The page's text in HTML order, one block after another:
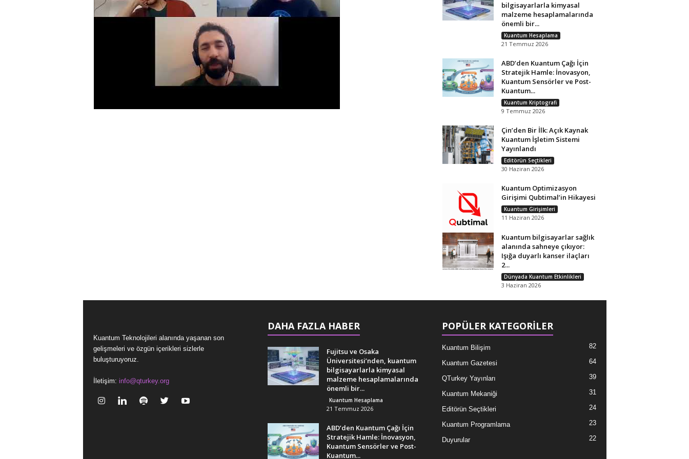
bilgisayarlarla kimyasal
malzeme hesaplamalarında
önemli bir...
Kuantum Hesaplama
21 Temmuz 2026
ABD’den Kuantum Çağı İçin
Stratejik Hamle: İnovasyon,
Kuantum Sensörler ve Post-
Kuantum...
Kuantum Kriptografi
9 Temmuz 2026
Çin’den Bir İlk: Açık Kaynak
Kuantum İşletim Sistemi
Yayınlandı
Editörün Seçtikleri
30 Haziran 2026
Kuantum Optimizasyon
Girişimi Qubtimal’in Hikayesi
Kuantum Girişimleri
11 Haziran 2026
Kuantum bilgisayarlar sağlık
alanında sahneye çıkıyor:
Işığa duyarlı kanser ilaçları
2...
Dünyada Kuantum Etkinlikleri
3 Haziran 2026
Kuantum Teknolojileri alanında yaşanan son
gelişmeleri ve özgün içerikleri sizlerle
buluşturuyoruz.
İletişim: info@qturkey.org
DAHA FAZLA HABER
Fujitsu ve Osaka
Üniversitesi’nden, kuantum
bilgisayarlarla kimyasal
malzeme hesaplamalarında
önemli bir...
Kuantum Hesaplama
21 Temmuz 2026
ABD’den Kuantum Çağı İçin
Stratejik Hamle: İnovasyon,
Kuantum Sensörler ve Post-
Kuantum...
POPÜLER KATEGORİLER
Kuantum Bilişim 82
Kuantum Gazetesi 64
QTurkey Yayınları 39
Kuantum Mekaniği 31
Editörün Seçtikleri 24
Kuantum Programlama 23
Duyurular 22